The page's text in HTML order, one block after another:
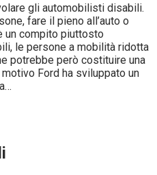
gli automobilisti disabili.
fare il pieno all’auto o
un compito piuttosto
le persone a mobilità ridotta
potrebbe però costituire una
Ford ha sviluppato un